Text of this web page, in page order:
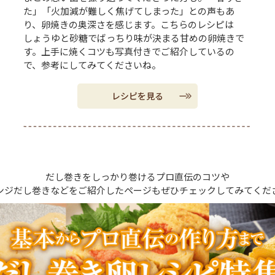
た」「火加減が難しく焦げてしまった」との声もあ
り、卵焼きの奥深さを感じます。こちらのレシピは
しょうゆと砂糖でばっちり味が決まる甘めの卵焼きで
す。上手に焼くコツも写真付きでご紹介しているの
で、参考にしてみてくださいね。
レシピを見る
だし巻きをしっかり巻けるプロ直伝のコツや
ジだし巻きなどをご紹介したページもぜひチェックしてみてくだ